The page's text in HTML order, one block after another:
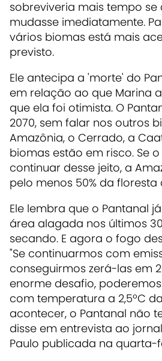
sobreviveria mais tempo se
mudasse imediatamente.
vários biomas está mais
previsto.
Ele antecipa a 'morte' do
em relação ao que Marina
que ela foi otimista. O
2070, sem falar nos outros
Amazônia, o Cerrado, a
biomas estão em risco. Se
continuar desse jeito, a
pelo menos 50% da floresta
Ele lembra que o Pantanal
área alagada nos últimos
secando. E agora o fogo
"Se continuarmos com
conseguirmos zerá-las em
enorme desafio,
com temperatura a 2,5ºC
acontecer, o Pantanal não
disse em entrevista ao
Paulo publicada na quarta-